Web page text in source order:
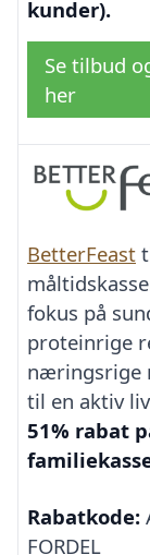
kunder).
Se tilbud
her
BetterFeast
fokus på
proteinrige
næringsrige
til en aktiv
51% rabat
Rabatkode:
FORDEL